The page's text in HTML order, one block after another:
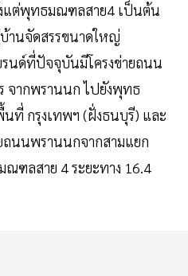
แต่พุทธมณฑลสาย4 เป็นต้น
านจัดสรรขนาดใหญ่
นด์ที่ปัจจุบันมีโครงข่ายถนน
จากพรานนก ไปยังพุทธ
ที่ กรุงเทพฯ (ฝั่งธนบุรี) และ
ถนนพรานนกจากสามแยก
ฑลสาย 4 ระยะทาง 16.4